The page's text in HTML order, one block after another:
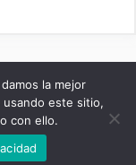
Nosotros
©
la mejor
este sitio,
con ello.